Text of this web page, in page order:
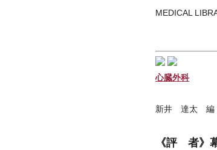
MEDICAL
心臓外科
新井 達太 編
《評 者》